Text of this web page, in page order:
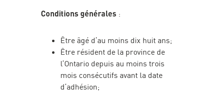
Conditions générales :
Être âgé d’au moins dix huit ans;
Être résident de la province de
l’Ontario depuis au moins trois
mois consécutifs avant la date
d’adhésion;